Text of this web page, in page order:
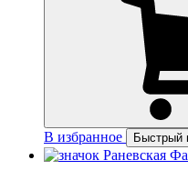
В избранное Быстрый